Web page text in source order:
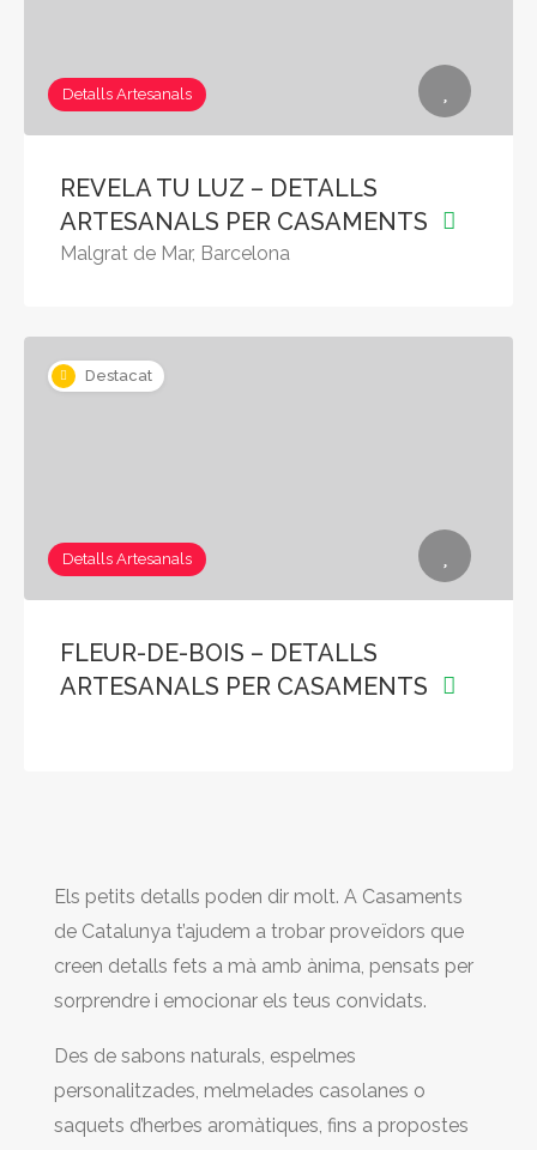
Detalls Artesanals
REVELA TU LUZ – DETALLS
ARTESANALS PER CASAMENTS
Malgrat de Mar, Barcelona
Destacat
Detalls Artesanals
FLEUR-DE-BOIS – DETALLS
ARTESANALS PER CASAMENTS
Els petits detalls poden dir molt. A Casaments
de Catalunya t’ajudem a trobar proveïdors que
creen detalls fets a mà amb ànima, pensats per
sorprendre i emocionar els teus convidats.
Des de sabons naturals, espelmes
personalitzades, melmelades casolanes o
saquets d’herbes aromàtiques, fins a propostes